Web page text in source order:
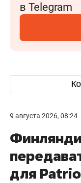
в Telegram
9 августа 2026, 08:24
для